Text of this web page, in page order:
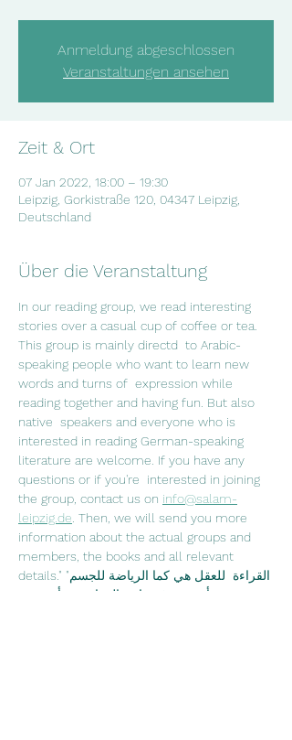
Anmeldung abgeschlossen
Veranstaltungen ansehen
Zeit & Ort
07 Jan 2022, 18:00 – 19:30
Leipzig, Gorkistraße 120, 04347 Leipzig,
Deutschland
Über die Veranstaltung
In our reading group, we read interesting
stories over a casual cup of coffee or tea.
This group is mainly directd  to Arabic-
speaking people who want to learn new
words and turns of  expression while
reading together and having fun. But also
native  speakers and everyone who is
interested in reading German-speaking
literature are welcome. If you have any
questions or if you're  interested in joining
the group, contact us on info@salam-
leipzig.de . Then, we will send you more
information about the actual groups and
members, the books and all relevant
details."القراءة  للعقل هي كما الرياضة للجسم"
جوزيف أديسون في نادي القراءة نقرأ سوية